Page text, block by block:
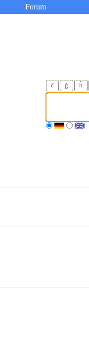
Forum
ĉ ğ ĥ